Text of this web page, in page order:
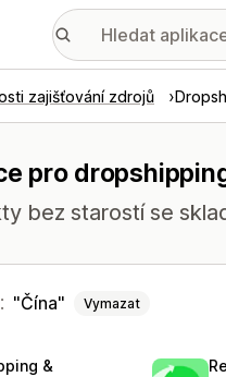
zajišťování zdrojů
pro
bez starostí se
Čína Vymazat
&